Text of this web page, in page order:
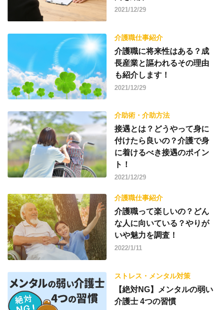
2021/12/29
介護職仕事紹介
介護職に将来性はある？成
長産業と謳われるその理由
も紹介します！
2021/12/29
介助術・介助方法
接遇とは？どうやって身に
付けたら良いの？介護で身
に着けるべき接遇のポイン
ト！
2021/12/29
介護職仕事紹介
介護職って楽しいの？どん
な人に向いている？やりが
いや魅力を調査！
2022/1/11
ストレス・メンタル対策
【絶対NG】メンタルの弱い
介護士 4つの習慣